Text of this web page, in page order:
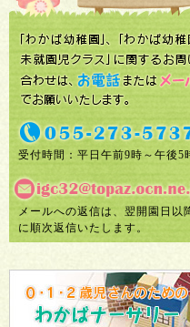
受付時間：平日午前9時～午後5
メールへの返信は、翌開園日以
に順次返信いたします。